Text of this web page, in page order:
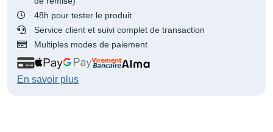
48h pour tester le produit
Service client et suivi complet de transaction
Multiples modes de paiement
En savoir plus